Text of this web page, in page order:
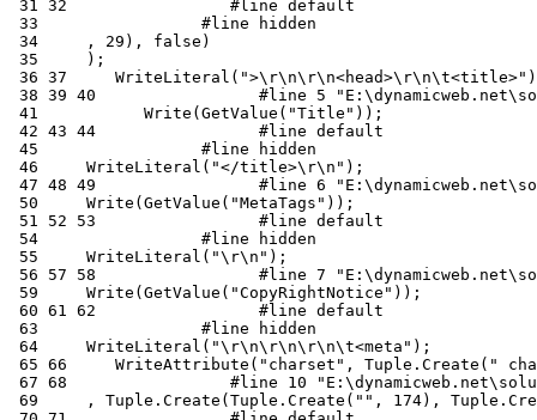
31 32
33
34
35
36 37
38 39 40
41
42 43 44
45
46
47 48 49
50
51 52 53
54
55
56 57 58
59
60 61 62
63
64
65 66
67 68
69